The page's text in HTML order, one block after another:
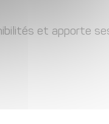
et apporte